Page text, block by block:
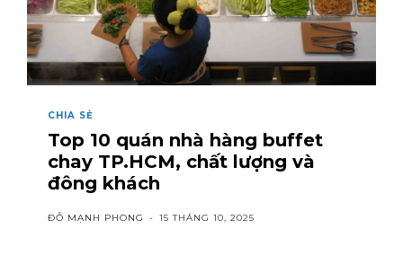
CHIA SẺ
Top 10 quán nhà hàng buffet
chay TP.HCM, chất lượng và
đông khách
ĐỖ MẠNH PHONG - 15 THÁNG 10, 2025